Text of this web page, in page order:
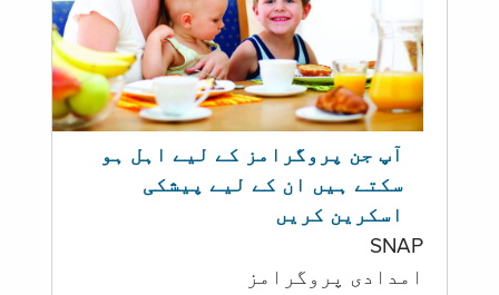
آپ جن پروگرامز کے لیے اہل ہو
سکتے ہیں ان کے لیے پیشکی
اسکرین کریں
SNAP
امدادی پروگرامز